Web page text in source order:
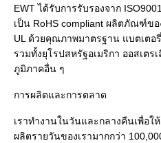
EWT ได้รับการรับรองจาก
เป็น RoHS compliant ผลิตภัณฑ์ขอ
UL ด้วยคุณภาพมาตรฐาน แบตเตอ
รวมทั้งยุโรปสหรัฐอเมริกา ออสเตร
ภูมิภาคอื่น ๆ
การผลิตและการตลาด
เราทํางานในวันและกลางคืนเพื่อใ
ผลิตรายวันของเรามากกว่า